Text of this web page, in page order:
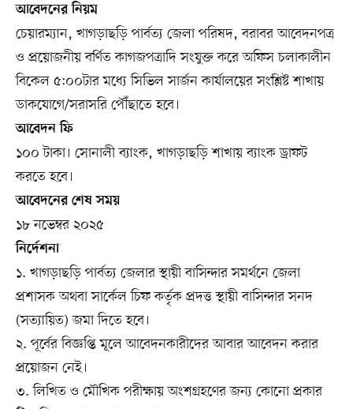
আবেদনের নিয়ম
চেয়ারম্যান, খাগড়াছড়ি পার্বত্য জেলা পরিষদ, বরাবর আবেদনপত্র
ও প্রয়োজনীয় বর্ণিত কাগজপত্রাদি সংযুক্ত করে অফিস চলাকালীন
বিকেল ৫:০০টার মধ্যে সিভিল সার্জন কার্যালয়ের সংশ্লিষ্ট শাখায়
ডাকযোগে/সরাসরি পৌঁছাতে হবে।
আবেদন ফি
১০০ টাকা। সোনালী ব্যাংক, খাগড়াছড়ি শাখায় ব্যাংক ড্রাফট
করতে হবে।
আবেদনের শেষ সময়
১৮ নভেম্বর ২০২৫
নির্দেশনা
১. খাগড়াছড়ি পার্বত্য জেলার স্থায়ী বাসিন্দার সমর্থনে জেলা
প্রশাসক অথবা সার্কেল চিফ কর্তৃক প্রদত্ত স্থায়ী বাসিন্দার সনদ
(সত্যায়িত) জমা দিতে হবে।
২. পূর্বের বিজ্ঞপ্তি মূলে আবেদনকারীদের আবার আবেদন করার
প্রয়োজন নেই।
৩. লিখিত ও মৌখিক পরীক্ষায় অংশগ্রহণের জন্য কোনো প্রকার